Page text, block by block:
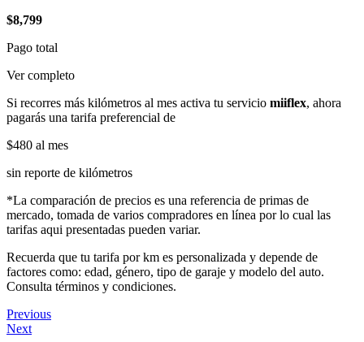
$8,799
Pago total
Ver completo
Si recorres más kilómetros al mes activa tu servicio miiflex, ahora
pagarás una tarifa preferencial de
$480 al mes
sin reporte de kilómetros
*La comparación de precios es una referencia de primas de
mercado, tomada de varios compradores en línea por lo cual las
tarifas aqui presentadas pueden variar.
Recuerda que tu tarifa por km es personalizada y depende de
factores como: edad, género, tipo de garaje y modelo del auto.
Consulta términos y condiciones.
Previous
Next